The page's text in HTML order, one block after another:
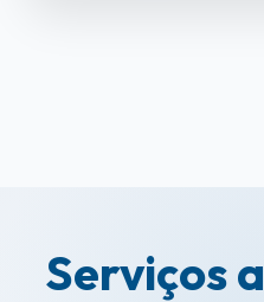
Serviços